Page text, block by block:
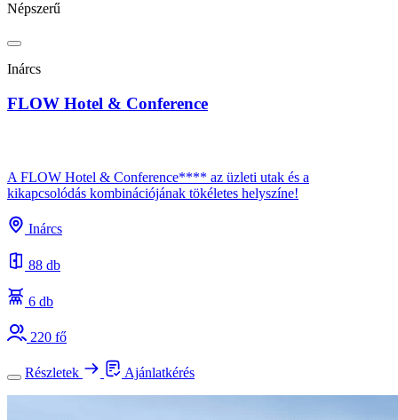
Népszerű
Inárcs
FLOW Hotel & Conference
A FLOW Hotel & Conference**** az üzleti utak és a
kikapcsolódás kombinációjának tökéletes helyszíne!
Inárcs
88 db
6 db
220 fő
Részletek Ajánlatkérés